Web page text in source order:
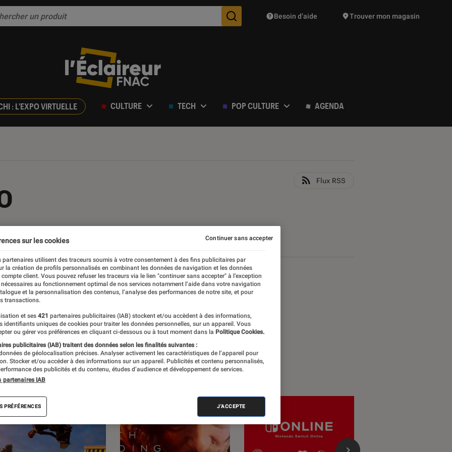
Des suggestions de produits vont vous être proposées
Besoin d’aide Trouver mon magasin
: L'EXPO VIRTUELLE CULTURE TECH POP CULTURE AGENDA
Flux RSS
Jeux Vidéo PC
L’Éclaireur Fnac. Découvrez les sorties du
ainsi que des reportages sur l’un
France.
sur les cookies
partenaires utilisent des traceurs soumis à votre consentement à des fins publicitaires par
la création de profils personnalisés en combinant les données de navigation et les données
compte client. Vous pouvez refuser les traceurs via le lien "continuer sans accepter" à l’exception
au fonctionnement optimal de nos services notamment l’aide dans votre navigation
et la personnalisation des contenus, l’analyse des performances de notre site, et pour
transactions.
et ses 421 partenaires publicitaires (IAB) stockent et/ou accèdent à des informations,
identifiants uniques de cookies pour traiter les données personnelles, sur un appareil. Vous
ou gérer vos préférences en cliquant ci-dessous ou à tout moment dans la Politique Cookies.
publicitaires (IAB) traitent des données selon les finalités suivantes :
de géolocalisation précises. Analyser activement les caractéristiques de l’appareil pour
Stocker et/ou accéder à des informations sur un appareil. Publicités et contenu personnalisés,
des publicités et du contenu, études d’audience et développement de services.
partenaires IAB
PRÉFÉRENCES J'ACCEPTE
Continuer sans accepter